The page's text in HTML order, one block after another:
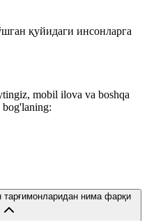
қуйидаги инсонларга
mobil ilova va boshqa
тарғимонларидан нима фарқи